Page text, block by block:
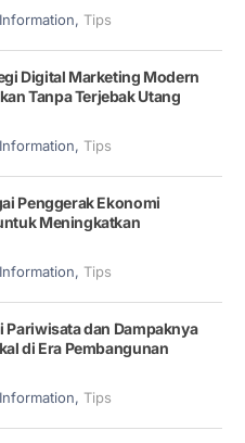
Information, Tips
Digital Marketing Modern
Tanpa Terjebak Utang
Information, Tips
Penggerak Ekonomi
Meningkatkan
Information, Tips
Pariwisata dan Dampaknya
di Era Pembangunan
Information, Tips